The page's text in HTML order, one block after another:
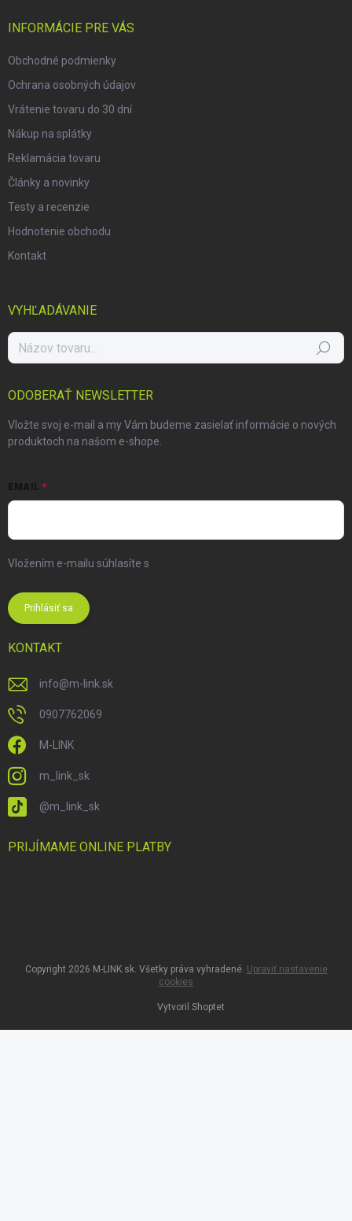
INFORMÁCIE PRE VÁS
Obchodné podmienky
Ochrana osobných údajov
Vrátenie tovaru do 30 dní
Nákup na splátky
Reklamácia tovaru
Články a novinky
Testy a recenzie
Hodnotenie obchodu
Kontakt
VYHĽADÁVANIE
Hľadať
ODOBERAŤ NEWSLETTER
Vložte svoj e-mail a my Vám budeme zasielať informácie o nových
produktoch na našom e-shope.
EMAIL
Vložením e-mailu súhlasíte s
Prihlásiť sa
KONTAKT
info@m-link.sk
0907762069
M-LINK
m_link_sk
@m_link_sk
PRIJÍMAME ONLINE PLATBY
Vytvoril Shoptet
Copyright 2026 M-LINK.sk. Všetky práva vyhradené. Upraviť nastavenie
cookies